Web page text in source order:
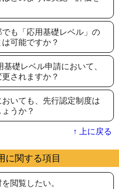
も「応用基礎レベル」の
可能ですか？
礎レベル申請において、
されますか？
いても、先行認定制度は
うか？
↑ 上に戻る
に関する項目
閲覧したい。